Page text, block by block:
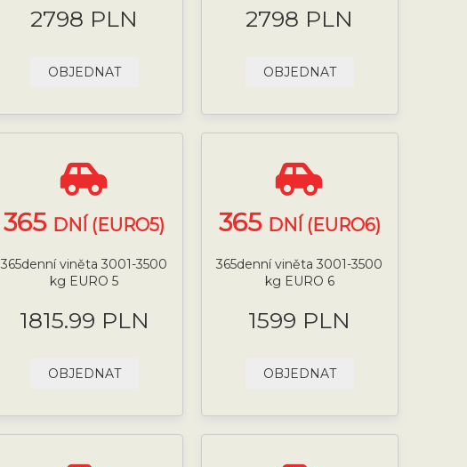
2798 PLN
OBJEDNAT
2798 PLN
OBJEDNAT
365 DNÍ (EURO5)
365denní viněta 3001-3500
kg EURO 5
1815.99 PLN
OBJEDNAT
365 DNÍ (EURO6)
365denní viněta 3001-3500
kg EURO 6
1599 PLN
OBJEDNAT